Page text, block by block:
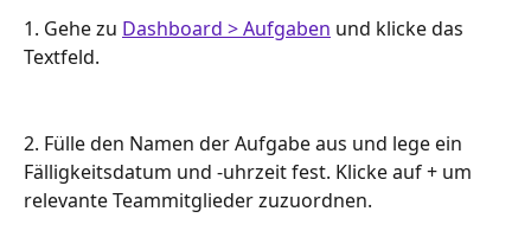
1. Gehe zu Dashboard > Aufgaben und klicke das
Textfeld.
2. Fülle den Namen der Aufgabe aus und lege ein
Fälligkeitsdatum und -uhrzeit fest. Klicke auf + um
relevante Teammitglieder zuzuordnen.